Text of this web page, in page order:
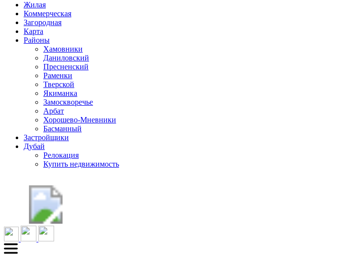
Жилая
Коммерческая
Загородная
Карта
Районы
Хамовники
Даниловский
Пресненский
Раменки
Тверской
Якиманка
Замоскворечье
Арбат
Хорошево-Мневники
Басманный
Застройщики
Дубай
Релокация
Купить недвижимость